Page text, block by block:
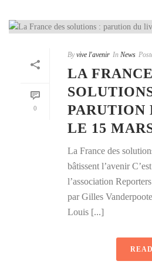
0
By vive l'avenir In News
LA
PARUTION
LE 15
La France des
bâtissent l’avenir
l’association
par Gilles
Louis [...]